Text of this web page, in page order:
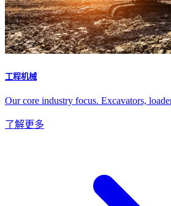
工程机械
Our core industry focus. Excavators,
了解更多